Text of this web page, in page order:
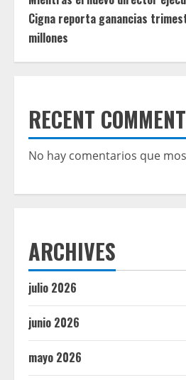
Cigna reporta ganancias
millones
RECENT
No hay comentarios que
ARCHIVES
julio 2026
junio 2026
mayo 2026